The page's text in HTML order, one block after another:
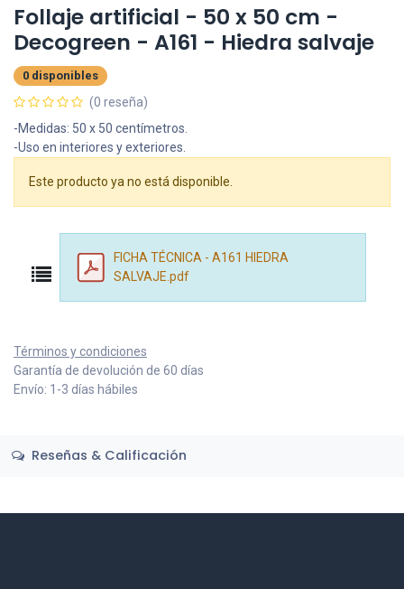
Follaje artificial - 50 x 50 cm -
Decogreen - A161 - Hiedra salvaje
0 disponibles
(0 reseña)
-Medidas: 50 x 50 centímetros.
-Uso en interiores y exteriores.
Este producto ya no está disponible.
FICHA TÉCNICA - A161 HIEDRA
SALVAJE.pdf
Términos y condiciones
Garantía de devolución de 60 días
Envío: 1-3 días hábiles
Reseñas & Calificación